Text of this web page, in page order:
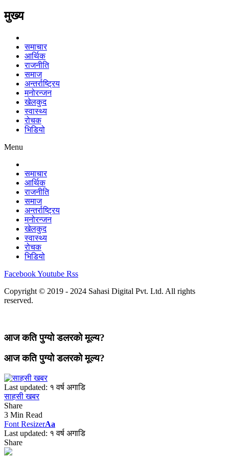
मुख्य
समाचार
आर्थिक
राजनीति
समाज
अन्तर्राष्ट्रिय
मनोरन्जन
खेलकुद
स्वास्थ्य
रोचक
भिडियो
Menu
समाचार
आर्थिक
राजनीति
समाज
अन्तर्राष्ट्रिय
मनोरन्जन
खेलकुद
स्वास्थ्य
रोचक
भिडियो
FacebookYoutube Rss
Copyright © 2019 - 2024 Sahasi Digital Pvt. Ltd. All rights
reserved.
आज कति पुग्यो डलरको मूल्य?
आज कति पुग्यो डलरको मूल्य?
Last updated: १ वर्ष अगाडि
साहसी खबर
Share
3 Min Read
Font ResizerAa
Last updated: १ वर्ष अगाडि
Share